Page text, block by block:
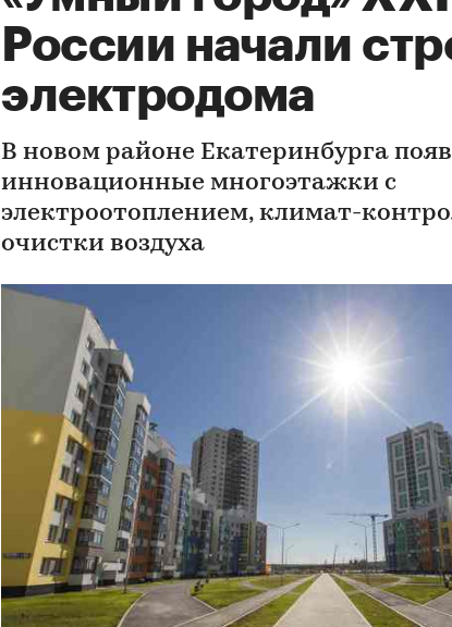
России начали
электродома
В новом районе Екатеринбурга
инновационные многоэтажки с
электроотоплением, климат-
очистки воздуха